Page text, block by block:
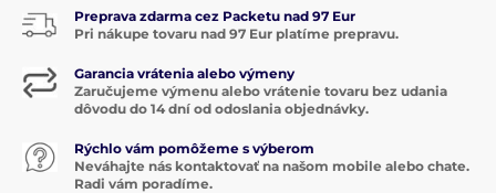
Preprava zdarma cez Packetu nad 97 Eur
Pri nákupe tovaru nad 97 Eur platíme prepravu.
Garancia vrátenia alebo výmeny
Zaručujeme výmenu alebo vrátenie tovaru bez udania
dôvodu do 14 dní od odoslania objednávky.
Rýchlo vám pomôžeme s výberom
Neváhajte nás kontaktovať na našom mobile alebo chate.
Radi vám poradíme.